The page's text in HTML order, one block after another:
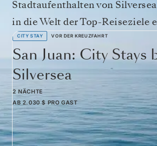
Stadtaufenthalten von
in die Welt der Top-Reiseziele
CITY STAY VOR DER KREUZFAHRT
San Juan: City Stays
Silversea
2 NÄCHTE
AB 2.030 $ PRO GAST